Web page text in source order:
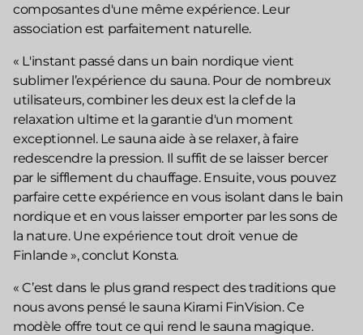
composantes d'une même expérience. Leur
association est parfaitement naturelle.
« L'instant passé dans un bain nordique vient
sublimer l’expérience du sauna. Pour de nombreux
utilisateurs, combiner les deux est la clef de la
relaxation ultime et la garantie d'un moment
exceptionnel. Le sauna aide à se relaxer, à faire
redescendre la pression. Il suffit de se laisser bercer
par le sifflement du chauffage. Ensuite, vous pouvez
parfaire cette expérience en vous isolant dans le bain
nordique et en vous laisser emporter par les sons de
la nature. Une expérience tout droit venue de
Finlande », conclut Konsta.
« C’est dans le plus grand respect des traditions que
nous avons pensé le sauna Kirami FinVision. Ce
modèle offre tout ce qui rend le sauna magique.